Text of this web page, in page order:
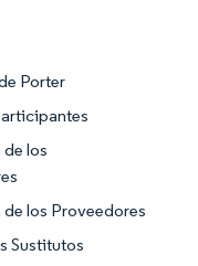
Porter
los
los Proveedores
Sustitutos